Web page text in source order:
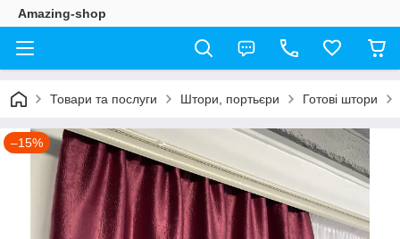
Amazing-shop
Товари та послуги Штори, портьєри Готові штори
–15%